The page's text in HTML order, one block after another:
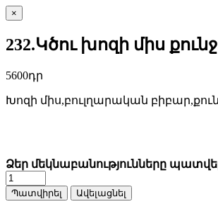
×
232.Կծու խոզի միս
5600դր
Խոզի միս,բուլղարական
Ձեր մեկնաբանությունները
Պատվիրել Ավելացնել